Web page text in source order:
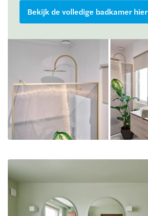
Bekijk de volledige badkamer hier